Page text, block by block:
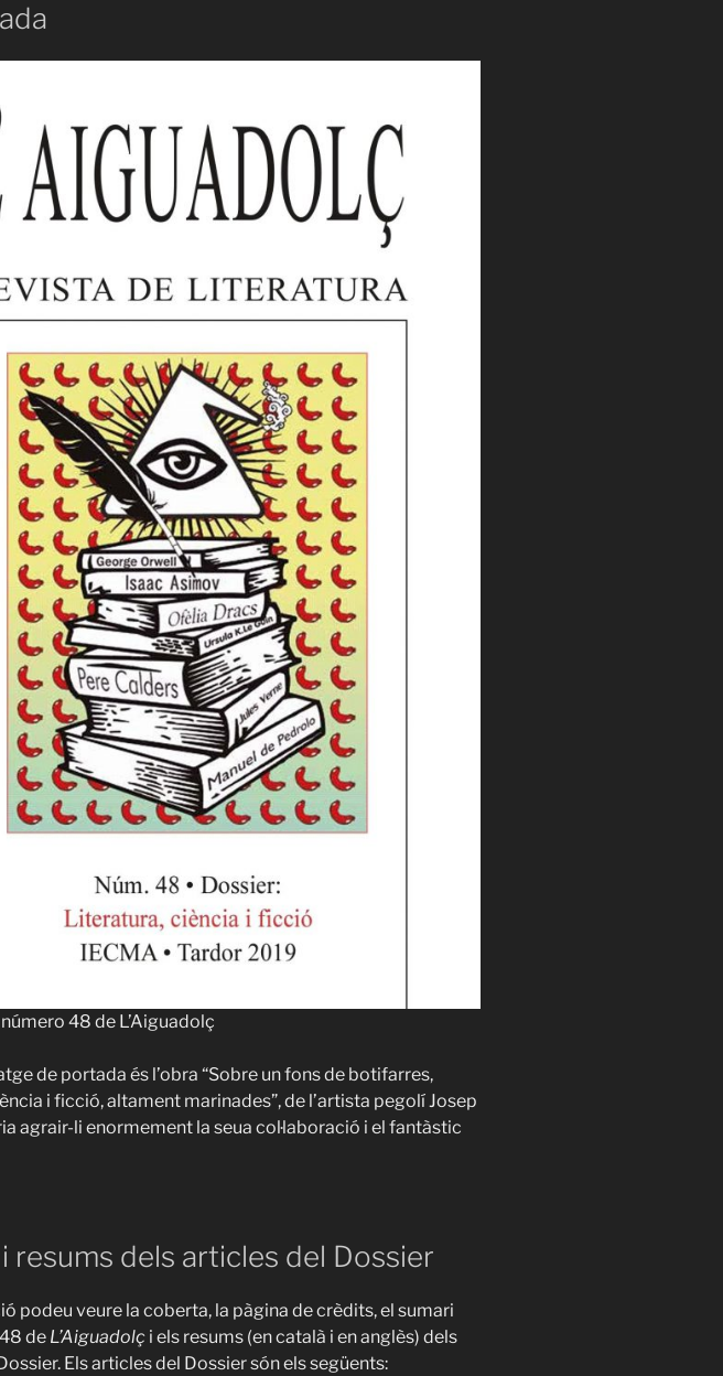
48 de L’Aiguadolç
de portada és l’obra “Sobre un fons de botifarres,
i ficció, altament marinades”, de l’artista pegolí Josep
agrair-li enormement la seua col·laboració i el fantàstic
resums dels articles del Dossier
podeu veure la coberta, la pàgina de crèdits, el sumari
de L’Aiguadolç i els resums (en català i en anglès) dels
Els articles del Dossier són els següents: